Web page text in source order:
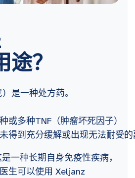
？
是一种处方药。
或多种TNF（肿瘤坏死因子）
得到充分缓解或出现无法耐受
一种长期自身免疫性疾病，
生可以使用 Xeljanz